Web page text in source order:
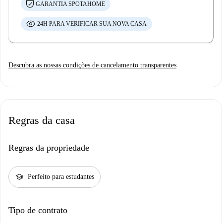
GARANTIA SPOTAHOME
24H PARA VERIFICAR SUA NOVA CASA
Descubra as nossas condições de cancelamento transparentes
Regras da casa
Regras da propriedade
school Perfeito para estudantes
Tipo de contrato